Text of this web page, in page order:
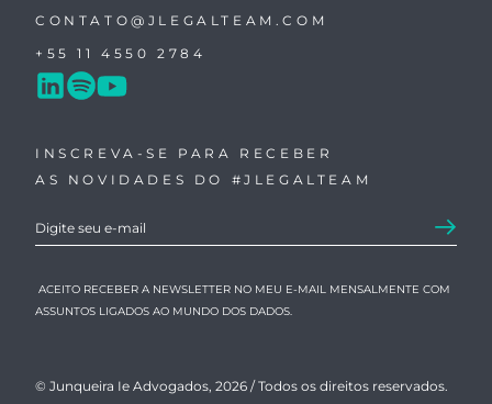
CONTATO@JLEGALTEAM.COM
+55 11 4550 2784
INSCREVA-SE PARA RECEBER
AS NOVIDADES DO #JLEGALTEAM
ACEITO RECEBER A NEWSLETTER NO MEU E-MAIL MENSALMENTE COM
ASSUNTOS LIGADOS AO MUNDO DOS DADOS.
© Junqueira Ie Advogados, 2026 /Todos os direitos reservados.